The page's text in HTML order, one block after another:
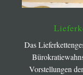
Das
Vorstellungen